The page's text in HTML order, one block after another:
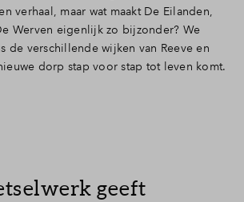
verhaal, maar wat maakt De Eilanden,
Werven eigenlijk zo bijzonder? We
de verschillende wijken van Reeve en
dorp stap voor stap tot leven komt.
geeft